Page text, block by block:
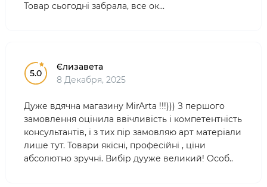
Товар сьогодні забрала, все ок...
5.0
Єлизавета
8 Декабря, 2025
Дуже вдячна магазину MirArta !!!))) З першого
замовлення оцінила ввічливість і компетентність
консультантів, і з тих пір замовляю арт матеріали
лише тут. Товари якісні, професійні , ціни
абсолютно зручні. Вибір дууже великий! Особ..